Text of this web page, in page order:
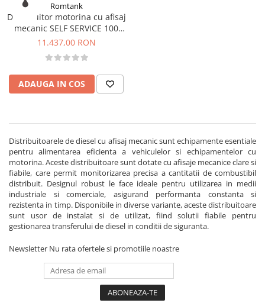
Romtank
Distribuitor motorina cu afisaj
mecanic SELF SERVICE 100
K44, debit 90 l/min, 230V -
11.437,00 RON
ADAUGA IN COS
Distribuitoarele de diesel cu afisaj mecanic sunt echipamente esentiale
pentru alimentarea eficienta a vehiculelor si echipamentelor cu
motorina. Aceste distribuitoare sunt dotate cu afisaje mecanice clare si
fiabile, care permit monitorizarea precisa a cantitatii de combustibil
distribuit. Designul robust le face ideale pentru utilizarea in medii
industriale si comerciale, asigurand performanta constanta si
rezistenta in timp. Disponibile in diverse variante, aceste distribuitoare
sunt usor de instalat si de utilizat, fiind solutii fiabile pentru
gestionarea transferului de diesel in conditii de siguranta.
Newsletter Nu rata ofertele si promotiile noastre